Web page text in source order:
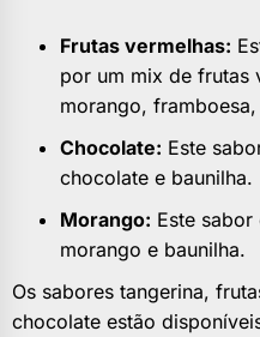
Frutas vermelhas:
por um mix de frutas
morango,
Chocolate: Este
chocolate e baunilha.
Morango: Este
morango e baunilha.
Os sabores tangerina,
chocolate estão